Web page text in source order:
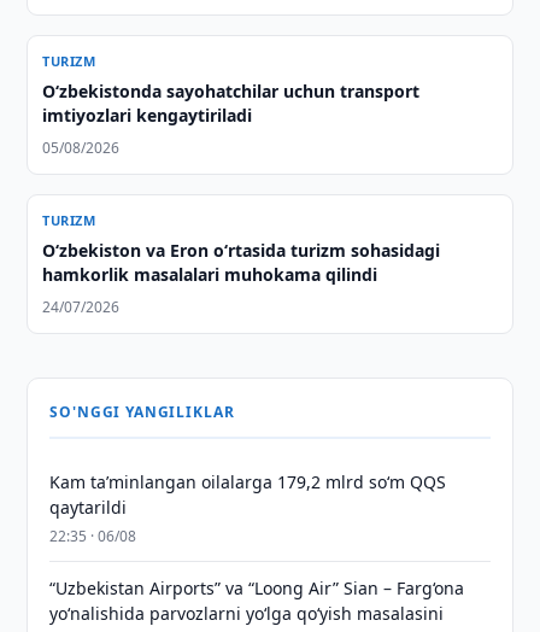
TURIZM
Oʻzbekistonda sayohatchilar uchun transport
imtiyozlari kengaytiriladi
05/08/2026
TURIZM
Oʻzbekiston va Eron oʻrtasida turizm sohasidagi
hamkorlik masalalari muhokama qilindi
24/07/2026
SO'NGGI YANGILIKLAR
Kam taʼminlangan oilalarga 179,2 mlrd so‘m QQS
qaytarildi
22:35 · 06/08
“Uzbekistan Airports” va “Loong Air” Sian – Farg‘ona
yo‘nalishida parvozlarni yo‘lga qo‘yish masalasini